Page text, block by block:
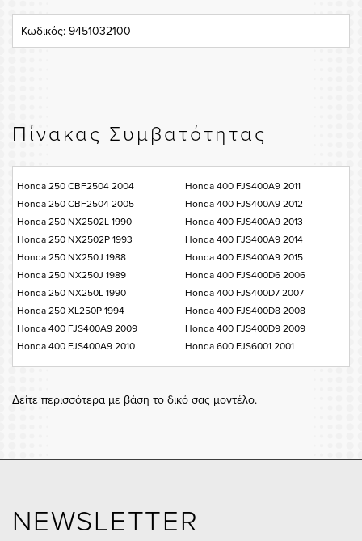
Κωδικός: 9451032100
Πίνακας Συμβατότητας
Honda 250 CBF2504 2004
Honda 250 CBF2504 2005
Honda 250 NX2502L 1990
Honda 250 NX2502P 1993
Honda 250 NX250J 1988
Honda 250 NX250J 1989
Honda 250 NX250L 1990
Honda 250 XL250P 1994
Honda 400 FJS400A9 2009
Honda 400 FJS400A9 2010
Honda 400 FJS400A9 2011
Honda 400 FJS400A9 2012
Honda 400 FJS400A9 2013
Honda 400 FJS400A9 2014
Honda 400 FJS400A9 2015
Honda 400 FJS400D6 2006
Honda 400 FJS400D7 2007
Honda 400 FJS400D8 2008
Honda 400 FJS400D9 2009
Honda 600 FJS6001 2001
Δείτε περισσότερα με βάση το δικό σας μοντέλο.
NEWSLETTER